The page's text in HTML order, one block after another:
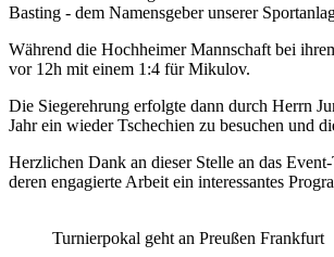
Basting - dem Namensgeber unserer
Während die Hochheimer Mannschaft bei
vor 12h mit einem 1:4 für Mikulov.
Die Siegerehrung erfolgte dann durch Herrn
Jahr ein wieder Tschechien zu besuchen und
Herzlichen Dank an dieser Stelle an das
deren engagierte Arbeit ein interessantes
Turnierpokal geht an Preußen Frankfurt